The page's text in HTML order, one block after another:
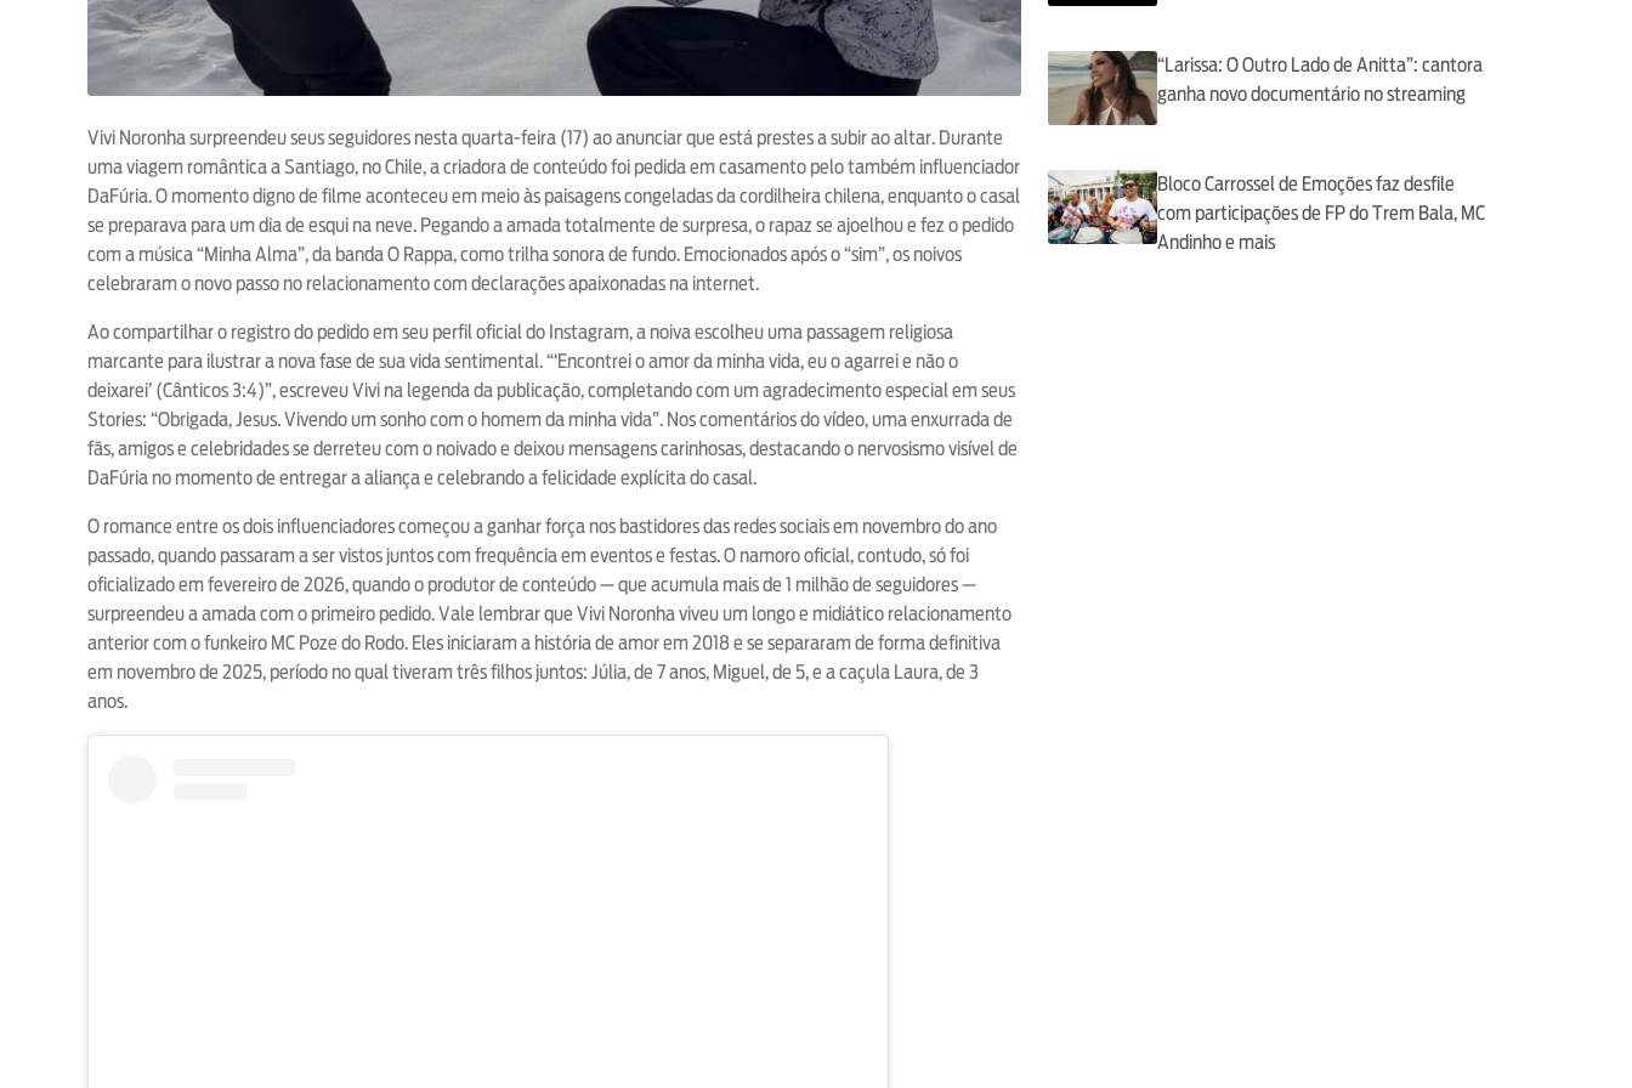
Vivi Noronha surpreendeu seus seguidores nesta quarta-feira (17) ao anunciar que está prestes a subir ao altar. Durante
uma viagem romântica a Santiago, no Chile, a criadora de conteúdo foi pedida em casamento pelo também influenciador
DaFúria. O momento digno de filme aconteceu em meio às paisagens congeladas da cordilheira chilena, enquanto o casal
se preparava para um dia de esqui na neve. Pegando a amada totalmente de surpresa, o rapaz se ajoelhou e fez o pedido
com a música “Minha Alma”, da banda O Rappa, como trilha sonora de fundo. Emocionados após o “sim”, os noivos
celebraram o novo passo no relacionamento com declarações apaixonadas na internet.
Ao compartilhar o registro do pedido em seu perfil oficial do Instagram, a noiva escolheu uma passagem religiosa
marcante para ilustrar a nova fase de sua vida sentimental. “‘Encontrei o amor da minha vida, eu o agarrei e não o
deixarei’ (Cânticos 3:4)”, escreveu Vivi na legenda da publicação, completando com um agradecimento especial em seus
Stories: “Obrigada, Jesus. Vivendo um sonho com o homem da minha vida”. Nos comentários do vídeo, uma enxurrada de
fãs, amigos e celebridades se derreteu com o noivado e deixou mensagens carinhosas, destacando o nervosismo visível de
DaFúria no momento de entregar a aliança e celebrando a felicidade explícita do casal.
O romance entre os dois influenciadores começou a ganhar força nos bastidores das redes sociais em novembro do ano
passado, quando passaram a ser vistos juntos com frequência em eventos e festas. O namoro oficial, contudo, só foi
oficializado em fevereiro de 2026, quando o produtor de conteúdo — que acumula mais de 1 milhão de seguidores —
surpreendeu a amada com o primeiro pedido. Vale lembrar que Vivi Noronha viveu um longo e midiático relacionamento
anterior com o funkeiro MC Poze do Rodo. Eles iniciaram a história de amor em 2018 e se separaram de forma definitiva
em novembro de 2025, período no qual tiveram três filhos juntos: Júlia, de 7 anos, Miguel, de 5, e a caçula Laura, de 3
anos.
“Larissa: O Outro Lado de Anitta”: cantora
ganha novo documentário no streaming
Bloco Carrossel de Emoções faz desfile
com participações de FP do Trem Bala, MC
Andinho e mais